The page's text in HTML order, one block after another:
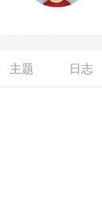
主题 日志